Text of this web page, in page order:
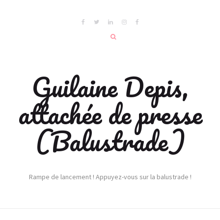
Guilaine Depis,
attachée de presse
(Balustrade)
Rampe de lancement ! Appuyez-vous sur la balustrade !